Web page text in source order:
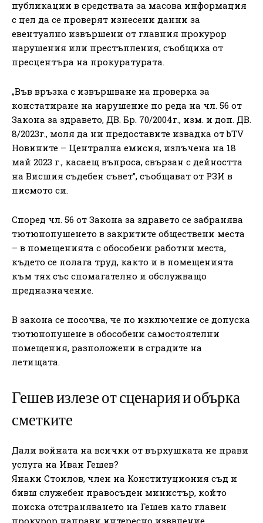
публикации в средствата за масова информация
с цел да се проверят изнесени данни за
евентуално извършени от главния прокурор
нарушения или престъпления, съобщиха от
пресцентъра на прокуратурата.
„Във връзка с извършване на проверка за
констатиране на нарушение по реда на чл. 56 от
Закона за здравето, ДВ. Бр. 70/2004г., изм. и доп. ДВ.
8/2023г., моля да ни предоставите извадка от bTV
Новините – Централна емисия, излъчена на 18
май 2023 г., касаещ въпроса, свързан с дейността
на Висшия съдебен съвет”, съобщават от РЗИ в
писмото си.
Според чл. 56 от Закона за здравето се забранява
тютюнопушенето в закритите обществени места
– в помещенията с обособени работни места,
където се полага труд, както и в помещенията
към тях със спомагателно и обслужващо
предназначение.
В закона се посочва, че по изключение се допуска
тютюнопушене в обособени самостоятелни
помещения, разположени в сградите на
летищата.
Гешев излезе от сценария и обърка
сметките
Дали войната на всички от върхушката не прави
услуга на Иван Гешев?
Янаки Стоилов, член на Конституциония съд и
бивш служебен правосъден министър, който
поиска отстраняването на Гешев като главен
прокурор направи интересно изввление.